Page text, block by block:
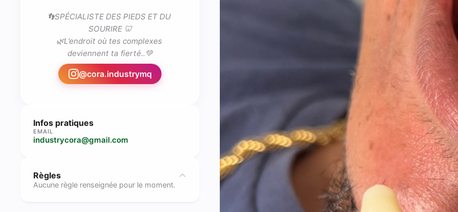
👣SPÉCIALISTE DES PIEDS ET DU
SOURIRE 🦷
🌿L’endroit où tes complexes
deviennent ta fierté..💚
@cora.industrymq
Infos pratiques
EMAIL
industrycora@gmail.com
Règles
Aucune règle renseignée pour le moment.